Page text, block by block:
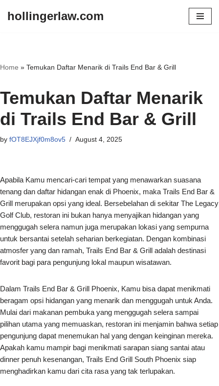
hollingerlaw.com
Home » Temukan Daftar Menarik di Trails End Bar & Grill
Temukan Daftar Menarik
di Trails End Bar & Grill
by fOT8EJXjf0m8ov5 August 4, 2025
Apabila Kamu mencari-cari tempat yang menawarkan suasana
tenang dan daftar hidangan enak di Phoenix, maka Trails End Bar &
Grill merupakan opsi yang ideal. Bersebelahan di sekitar The Legacy
Golf Club, restoran ini bukan hanya menyajikan hidangan yang
menggugah selera namun juga merupakan lokasi yang sempurna
untuk bersantai setelah seharian berkegiatan. Dengan kombinasi
atmosfer yang dan ramah, Trails End Bar & Grill adalah destinasi
favorit bagi para pengunjung lokal maupun wisatawan.
Dalam Trails End Bar & Grill Phoenix, Kamu bisa dapat menikmati
beragam opsi hidangan yang menarik dan menggugah untuk Anda.
Mulai dari makanan pembuka yang menggugah selera sampai
pilihan utama yang memuaskan, restoran ini menjamin bahwa setiap
pengunjung dapat menemukan hal yang dengan keinginan mereka.
Apakah kamu mampir bagi menikmati sarapan siang santai atau
dinner penuh kesenangan, Trails End Grill South Phoenix siap
menghadirkan kamu dari cita rasa yang tak terlupakan.